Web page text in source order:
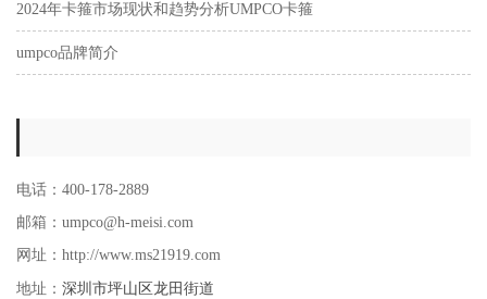
2024年卡箍市场现状和趋势分析UMPCO卡箍
umpco品牌简介
电话：400-178-2889
邮箱：umpco@h-meisi.com
网址：http://www.ms21919.com
地址： 深圳市坪山区龙田街道